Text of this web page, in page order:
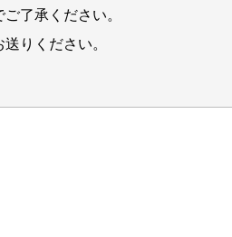
了承ください。
りください。